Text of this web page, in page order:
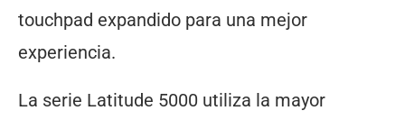
touchpad expandido para una mejor
experiencia.
La serie Latitude 5000 utiliza la mayor